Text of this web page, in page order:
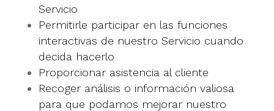
Servicio
Permitirle participar en las funciones
interactivas de nuestro Servicio cuando
decida hacerlo
Proporcionar asistencia al cliente
Recoger análisis o información valiosa
para que podamos mejorar nuestro